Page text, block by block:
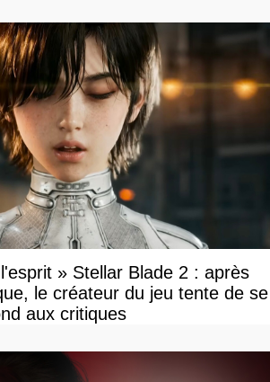
» Stellar Blade 2 : après
le créateur du jeu tente de se
aux critiques